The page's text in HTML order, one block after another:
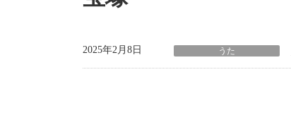
2025年2月8日 うた